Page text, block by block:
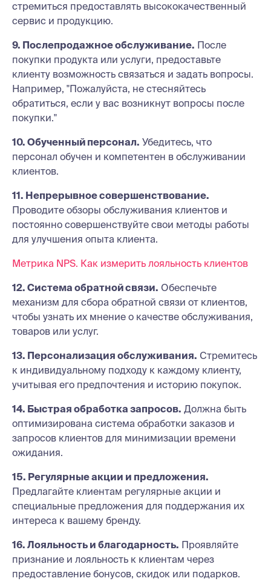
стремиться предоставлять высококачественный
сервис и продукцию.
9. Послепродажное обслуживание. После
покупки продукта или услуги, предоставьте
клиенту возможность связаться и задать вопросы.
Например, "Пожалуйста, не стесняйтесь
обратиться, если у вас возникнут вопросы после
покупки."
10. Обученный персонал. Убедитесь, что
персонал обучен и компетентен в обслуживании
клиентов.
11. Непрерывное совершенствование.
Проводите обзоры обслуживания клиентов и
постоянно совершенствуйте свои методы работы
для улучшения опыта клиента.
Метрика NPS. Как измерить лояльность клиентов
12. Система обратной связи. Обеспечьте
механизм для сбора обратной связи от клиентов,
чтобы узнать их мнение о качестве обслуживания,
товаров или услуг.
13. Персонализация обслуживания. Стремитесь
к индивидуальному подходу к каждому клиенту,
учитывая его предпочтения и историю покупок.
14. Быстрая обработка запросов. Должна быть
оптимизирована система обработки заказов и
запросов клиентов для минимизации времени
ожидания.
15. Регулярные акции и предложения.
Предлагайте клиентам регулярные акции и
специальные предложения для поддержания их
интереса к вашему бренду.
16. Лояльность и благодарность. Проявляйте
признание и лояльность к клиентам через
предоставление бонусов, скидок или подарков.